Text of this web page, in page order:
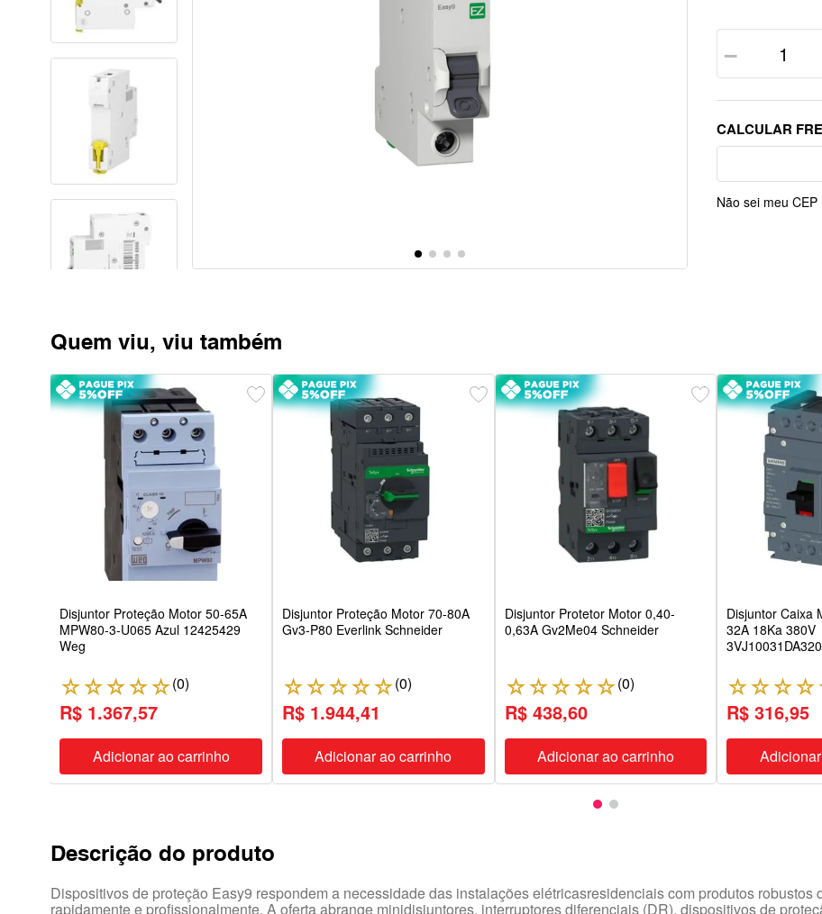
－
Não sei meu CEP
Quem viu, viu também
Disjuntor Proteção Motor 50-65A
MPW80-3-U065 Azul 12425429
Weg
☆☆☆☆☆(0)
R$ 1.367,57
Adicionar ao carrinho
Disjuntor Proteção Motor 70-80A
Gv3-P80 Everlink Schneider
☆☆☆☆☆(0)
R$ 1.944,41
Adicionar ao carrinho
Disjuntor Protetor Motor 0,40-
0,63A Gv2Me04 Schneider
☆☆☆☆☆(0)
R$ 438,60
Adicionar ao carrinho
Disjuntor Caixa
32A 18Ka 380V
☆☆☆☆
R$ 316,95
Descrição do produto
Dispositivos de proteção Easy9 respondem a necessidade das instalações elétricasresidenciais com produtos
rapidamente e profissionalmente. A oferta abrange minidisjuntores, interruptores diferenciais (DR), dispositivos de